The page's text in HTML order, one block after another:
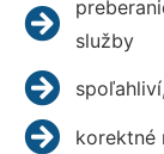
služby
korektné